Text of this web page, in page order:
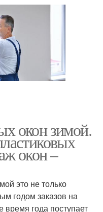
окон зимой.
окон –
это не только
годом заказов на
года поступает